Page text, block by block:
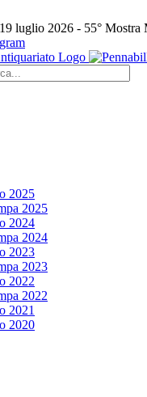
luglio 2026 - 55°
2025
2025
2024
2024
2023
2023
2022
2022
2021
2020